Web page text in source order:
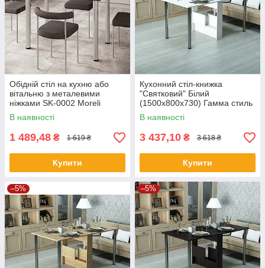
Обідній стіл на кухню або
вітальню з металевими
ніжками SK-0002 Moreli
В наявності
1 489,48 ₴ 1 619 ₴
Купити
Кухонний стіл-книжка
"Святковий" Білий
(1500x800x730) Гамма стиль
В наявності
3 437,10 ₴ 3 618 ₴
Купити
–5% –5%